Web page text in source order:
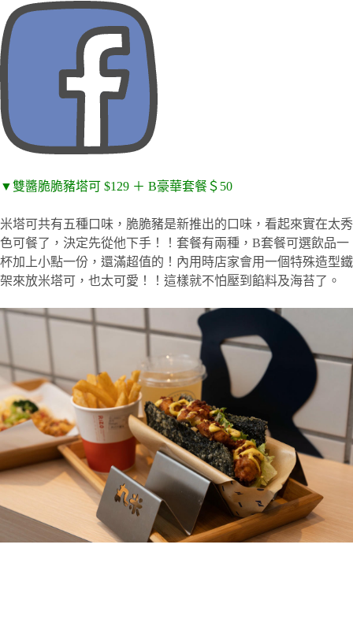
▼雙醬脆脆豬塔可 $129 ＋ B豪華套餐＄50
米塔可共有五種口味，脆脆豬是新推出的口味，看起來實在太秀
色可餐了，決定先從他下手！！套餐有兩種，B套餐可選飲品一
杯加上小點一份，還滿超值的！內用時店家會用一個特殊造型鐵
架來放米塔可，也太可愛！！這樣就不怕壓到餡料及海苔了。